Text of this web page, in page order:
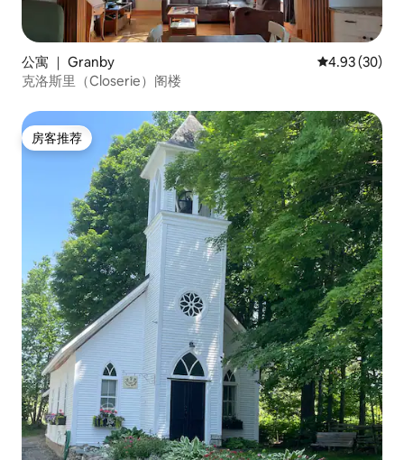
公寓 ｜ Granby 平均评分
4.93 (30)
克洛斯里（Closerie）阁楼
房客推荐
房客推荐